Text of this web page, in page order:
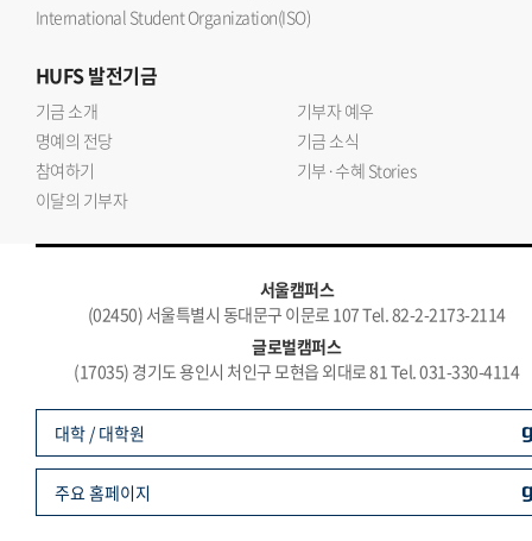
International Student Organization(ISO)
HUFS발전기금
기금 소개
기부자 예우
명예의 전당
기금 소식
참여하기
기부·수혜 Stories
이달의 기부자
서울캠퍼스
(02450) 서울특별시 동대문구 이문로 107 Tel. 82-2-2173-2114
글로벌캠퍼스
(17035) 경기도 용인시 처인구 모현읍 외대로 81 Tel. 031-330-4114
대학 / 대학원
주요 홈페이지